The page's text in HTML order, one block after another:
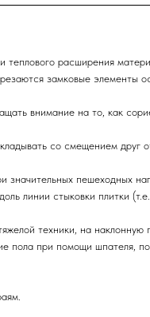
расширения
замковые элементы
внимание на то, как
со смещением друг
значительных пешеходных
линии стыковки плитки
техники, на наклонную
пола при помощи шпателя,